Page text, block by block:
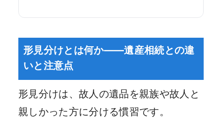
形見分けとは何か——遺産相続との違
いと注意点
形見分けは、故人の遺品を親族や故人と
親しかった方に分ける慣習です。